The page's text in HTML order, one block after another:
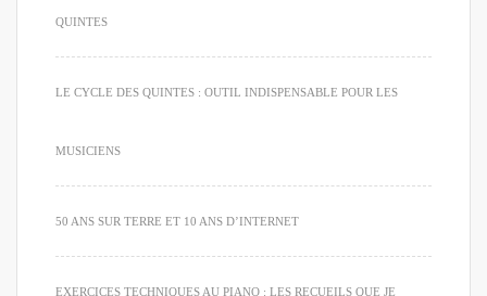
QUINTES
LE CYCLE DES QUINTES : OUTIL INDISPENSABLE POUR LES
MUSICIENS
50 ANS SUR TERRE ET 10 ANS D’INTERNET
EXERCICES TECHNIQUES AU PIANO : LES RECUEILS QUE JE